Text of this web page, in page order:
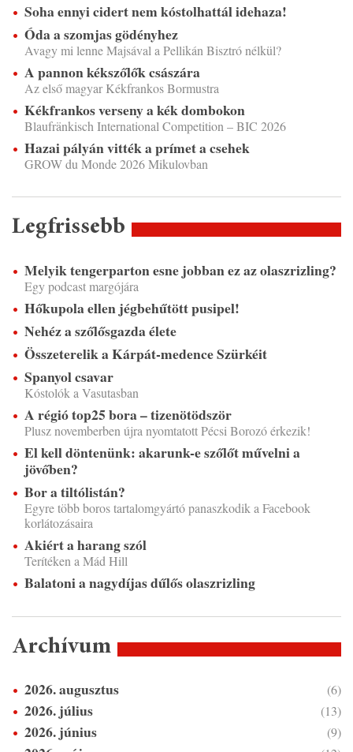
Soha ennyi cidert nem kóstolhattál idehaza!
Óda a szomjas gödényhez
Avagy mi lenne Majsával a Pellikán Bisztró nélkül?
A pannon kékszőlők császára
Az első magyar Kékfrankos Bormustra
Kékfrankos verseny a kék dombokon
Blaufränkisch International Competition – BIC 2026
Hazai pályán vitték a prímet a csehek
GROW du Monde 2026 Mikulovban
Legfrissebb
Melyik tengerparton esne jobban ez az olaszrizling?
Egy podcast margójára
Hőkupola ellen jégbehűtött pusipel!
Nehéz a szőlősgazda élete
Összeterelik a Kárpát-medence Szürkéit
Spanyol csavar
Kóstolók a Vasutasban
A régió top25 bora – tizenötödször
Plusz novemberben újra nyomtatott Pécsi Borozó érkezik!
El kell döntenünk: akarunk-e szőlőt művelni a
jövőben?
Bor a tiltólistán?
Egyre több boros tartalomgyártó panaszkodik a Facebook
korlátozásaira
Akiért a harang szól
Terítéken a Mád Hill
Balatoni a nagydíjas dűlős olaszrizling
Archívum
2026. augusztus (6)
2026. július (13)
2026. június (9)